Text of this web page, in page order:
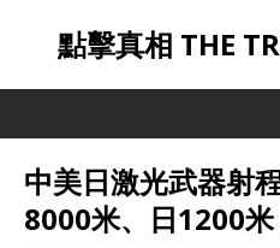
點擊真相 THE
中美日激光武器射
8000米、日1200